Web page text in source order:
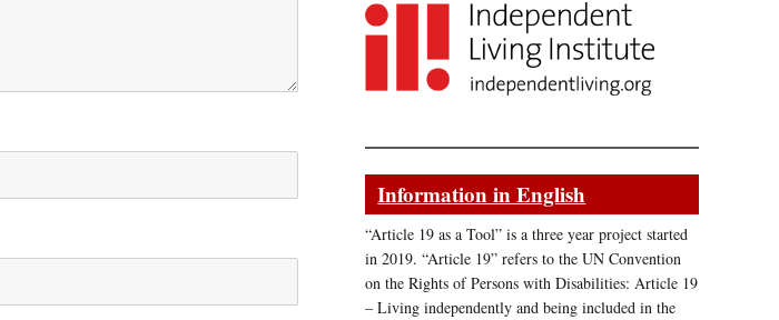
Information in English
“Article 19 as a Tool” is a three year project started
in 2019. “Article 19” refers to the UN Convention
on the Rights of Persons with Disabilities: Article 19
– Living independently and being included in the